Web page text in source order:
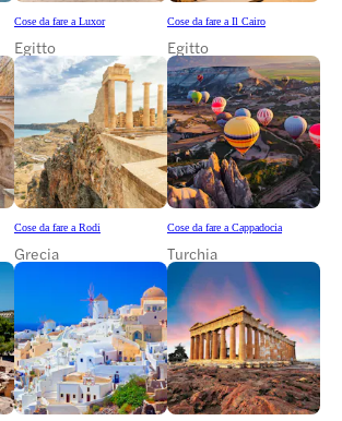
Cose da fare a Luxor
Egitto
Cose da fare a Il Cairo
Egitto
Cose da fare a Rodi
Grecia
Cose da fare a Cappadocia
Turchia